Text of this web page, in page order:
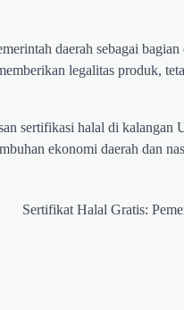
daerah sebagai
legalitas produk,
sertifikasi halal di
ekonomi daerah dan
Sertifikat Halal Gratis: